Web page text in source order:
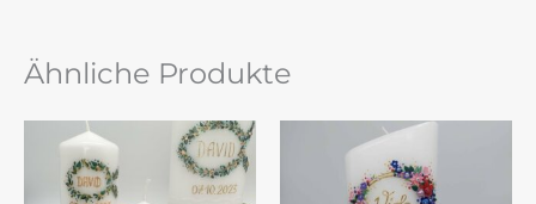
Ähnliche Produkte